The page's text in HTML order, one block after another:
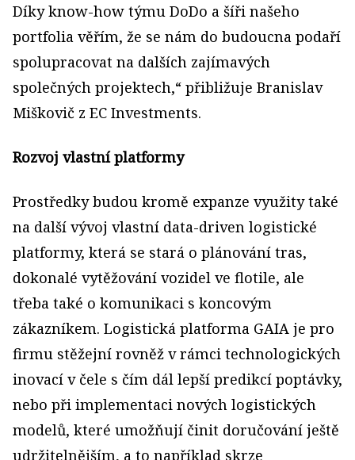
Díky know-how týmu DoDo a šíři našeho
portfolia věřím, že se nám do budoucna podaří
spolupracovat na dalších zajímavých
společných projektech,“ přibližuje Branislav
Miškovič z EC Investments.
Rozvoj vlastní platformy
Prostředky budou kromě expanze využity také
na další vývoj vlastní data-driven logistické
platformy, která se stará o plánování tras,
dokonalé vytěžování vozidel ve flotile, ale
třeba také o komunikaci s koncovým
zákazníkem. Logistická platforma GAIA je pro
firmu stěžejní rovněž v rámci technologických
inovací v čele s čím dál lepší predikcí poptávky,
nebo při implementaci nových logistických
modelů, které umožňují činit doručování ještě
udržitelnějším, a to například skrze